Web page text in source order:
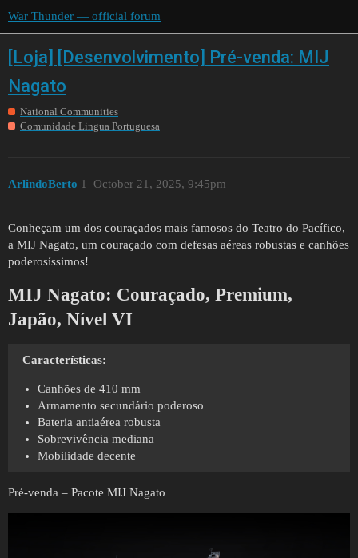
War Thunder — official forum
[Loja] [Desenvolvimento] Pré-venda: MIJ
Nagato
National Communities
Comunidade Lingua Portuguesa
ArlindoBerto October 21, 2025, 9:45pm
1
Conheçam um dos couraçados mais famosos do Teatro do Pacífico,
a MIJ Nagato, um couraçado com defesas aéreas robustas e canhões
poderosíssimos!
MIJ Nagato: Couraçado, Premium,
Japão, Nível VI
Características:
Canhões de 410 mm
Armamento secundário poderoso
Bateria antiaérea robusta
Sobrevivência mediana
Mobilidade decente
Pré-venda – Pacote MIJ Nagato